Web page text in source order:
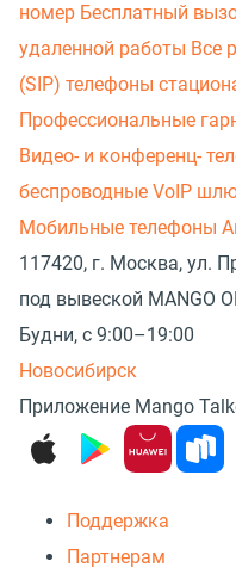
номер Бесплатный
удаленной работы Все
(SIP) телефоны
Профессиональные
Видео- и конференц-
беспроводные VoIP
Мобильные телефоны
117420, г. Москва, ул.
под вывеской MANGO
Будни, с 9:00–19:00
Новосибирск
Приложение Mango
Поддержка
Партнерам